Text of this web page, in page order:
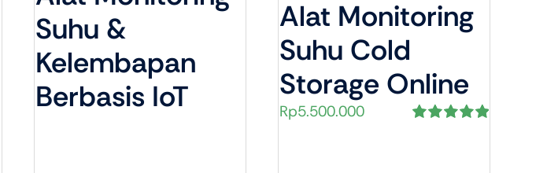
Suhu &
Kelembapan
Berbasis IoT
Alat Monitoring
Suhu Cold
Storage Online
Rp5.500.000